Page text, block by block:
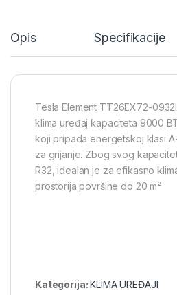
Opis Specifikacije
Tesla Element TT26EX72-
klima uređaj kapaciteta 9000
koji pripada energetskoj klasi
za grijanje. Zbog svog
R32, idealan je za efikasno
prostorija površine do 20 m²
Kategorija:KLIMA UREĐAJI